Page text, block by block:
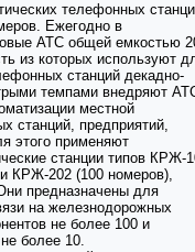
телефонных
Ежегодно в
АТС общей емкостью
из которых используют
станций декадно-
темпами внедряют
местной
станций, предприятий,
этого применяют
станции типов КРЖ-
КРЖ-202 (100 номеров),
предназначены для
на железнодорожных
не более 100 и
более 10.